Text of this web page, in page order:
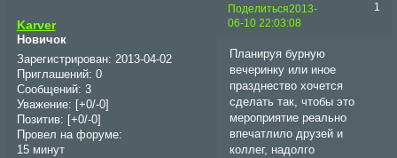
Поделиться 1
2013-
06-10 22:03:08
Karver
Новичок
Зарегистрирован: 2013-04-02
Приглашений: 0
Сообщений: 3
Уважение:
[+0/-0]
Позитив:
[+0/-0]
Провел на форуме:
15 минут
Планируя бурную
вечеринку или иное
празднество хочется
сделать так, чтобы это
мероприятие реально
впечатлило друзей и
коллег, надолго